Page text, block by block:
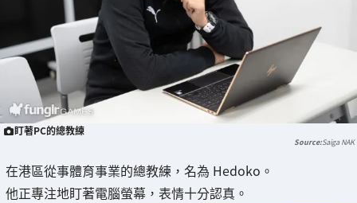
盯著PC的總教練
Saiga NAK
在港區從事體育事業的總教練，名為 Hedoko。
他正專注地盯著電腦螢幕，表情十分認真。